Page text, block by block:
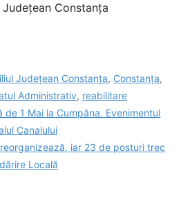
Județean Constanța
Județean Constanța, Constanța,
Administrativ, reabilitare
de 1 Mai la Cumpăna. Evenimentul
Canalului
iar 23 de posturi trec
Locală